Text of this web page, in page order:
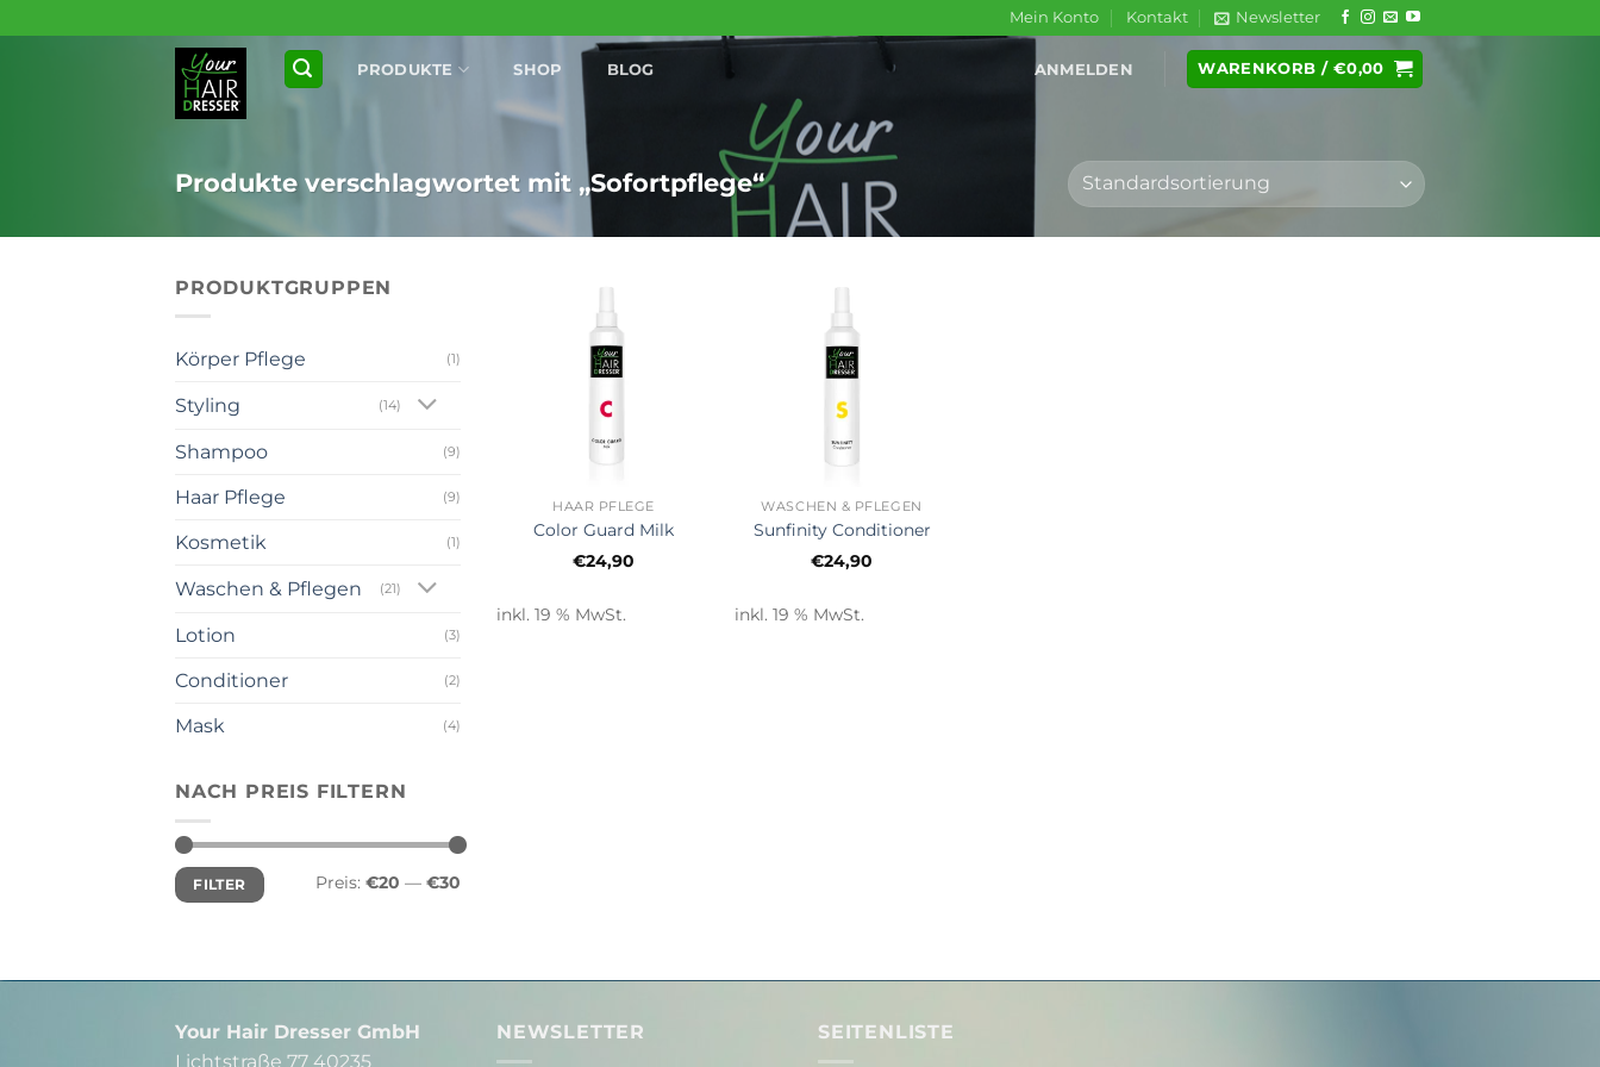
Inhalt
Mein Konto Kontakt Newsletter
PRODUKTE SHOP BLOG ANMELDEN WARENKORB / €0,00
Produkte verschlagwortet mit „Sofortpflege“
PRODUKTGRUPPEN
Körper Pflege (1)
Styling (14)
Shampoo (9)
Haar Pflege (9)
Kosmetik (1)
Waschen & Pflegen (21)
Lotion (3)
Conditioner (2)
Mask (4)
NACH PREIS FILTERN
Min.
Preis
Max.
Preis
FILTER Preis: €20 — €30
HAAR PFLEGE
Color Guard Milk
€24,90
inkl. 19 % MwSt.
WASCHEN & PFLEGEN
Sunfinity Conditioner
€24,90
inkl. 19 % MwSt.
Your Hair Dresser GmbH
Lichtstraße 77 40235
NEWSLETTER SEITENLISTE